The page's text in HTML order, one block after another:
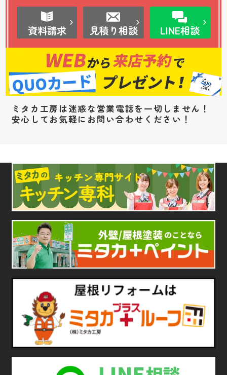
資料請求 見積り相談 LINE相談
ミタカ工房は迷惑な営業電話を一切しません！
安心してお気軽にお問い合わせください！